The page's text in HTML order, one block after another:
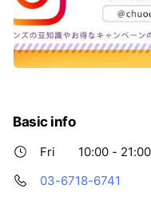
Basic info
Fri
10:00 - 21:00
03-6718-6741